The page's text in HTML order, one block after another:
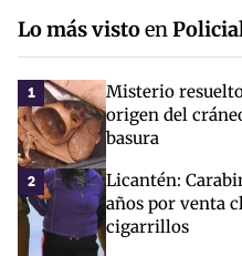
Lo más vistoen
1
Misterio
origen del
basura
2
Licantén:
años por venta
cigarrillos